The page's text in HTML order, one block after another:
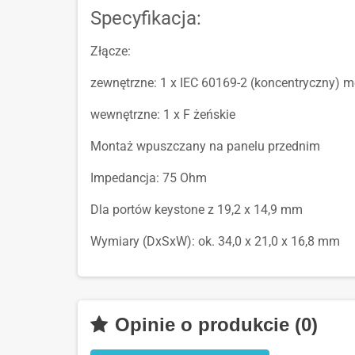
Specyfikacja:
Złącze:
zewnętrzne: 1 x IEC 60169-2 (koncentryczny)
wewnętrzne: 1 x F żeńskie
Montaż wpuszczany na panelu przednim
Impedancja: 75 Ohm
Dla portów keystone z 19,2 x 14,9 mm
Wymiary (DxSxW): ok. 34,0 x 21,0 x 16,8 mm
Opinie o produkcie (0)